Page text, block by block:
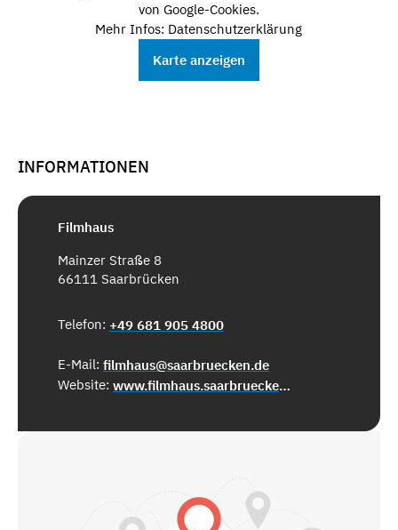
von Google-Cookies.
Mehr Infos: Datenschutzerklärung
Karte anzeigen
INFORMATIONEN
Filmhaus
Mainzer Straße 8
66111 Saarbrücken
Telefon: +49 681 905 4800
E-Mail: filmhaus@saarbruecken.de
Website:
www.filmhaus.saarbruecken.de